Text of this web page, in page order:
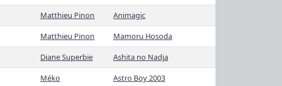
Matthieu Pinon
Animagic
Matthieu Pinon
Mamoru Hosoda
Diane Superbie
Ashita no Nadja
Méko
Astro Boy 2003